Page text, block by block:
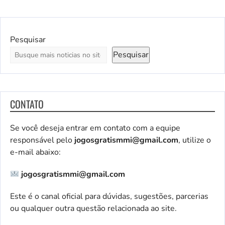
Pesquisar
Pesquisar
CONTATO
Se você deseja entrar em contato com a equipe
responsável pelo jogosgratismmi@gmail.com, utilize o
e-mail abaixo:
jogosgratismmi@gmail.com
Este é o canal oficial para dúvidas, sugestões, parcerias
ou qualquer outra questão relacionada ao site.